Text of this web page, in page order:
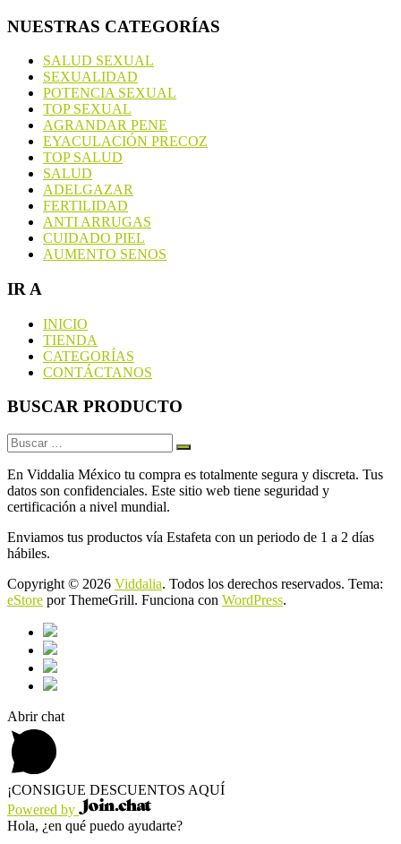
NUESTRAS CATEGORÍAS
SALUD SEXUAL
SEXUALIDAD
POTENCIA SEXUAL
TOP SEXUAL
AGRANDAR PENE
EYACULACIÓN PRECOZ
TOP SALUD
SALUD
ADELGAZAR
FERTILIDAD
ANTI ARRUGAS
CUIDADO PIEL
AUMENTO SENOS
IR A
INICIO
TIENDA
CATEGORÍAS
CONTÁCTANOS
BUSCAR PRODUCTO
En Viddalia México tu compra es totalmente segura y discreta. Tus
datos son confidenciales. Este sitio web tiene seguridad y
certificación a nivel mundial.
Enviamos tus productos vía Estafeta con un periodo de 1 a 2 días
hábiles.
Copyright © 2026 Viddalia. Todos los derechos reservados. Tema:
eStore por ThemeGrill. Funciona con WordPress.
Abrir chat
¡CONSIGUE DESCUENTOS AQUÍ
Powered by
Hola, ¿en qué puedo ayudarte?